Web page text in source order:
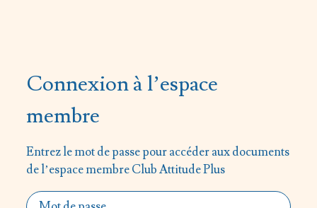
Connexion à l’espace
membre
Entrez le mot de passe pour accéder aux documents
de l’espace membre Club Attitude Plus